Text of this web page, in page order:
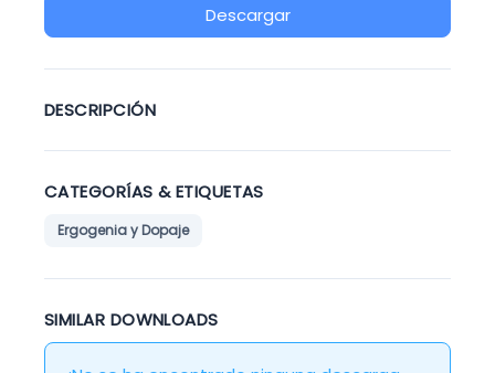
Descargar
DESCRIPCIÓN
CATEGORÍAS & ETIQUETAS
Ergogenia y Dopaje
SIMILAR DOWNLOADS